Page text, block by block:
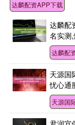
达麟配资APP下载
达麟配
名实测
达麟配
天源国
忧心通
天源国